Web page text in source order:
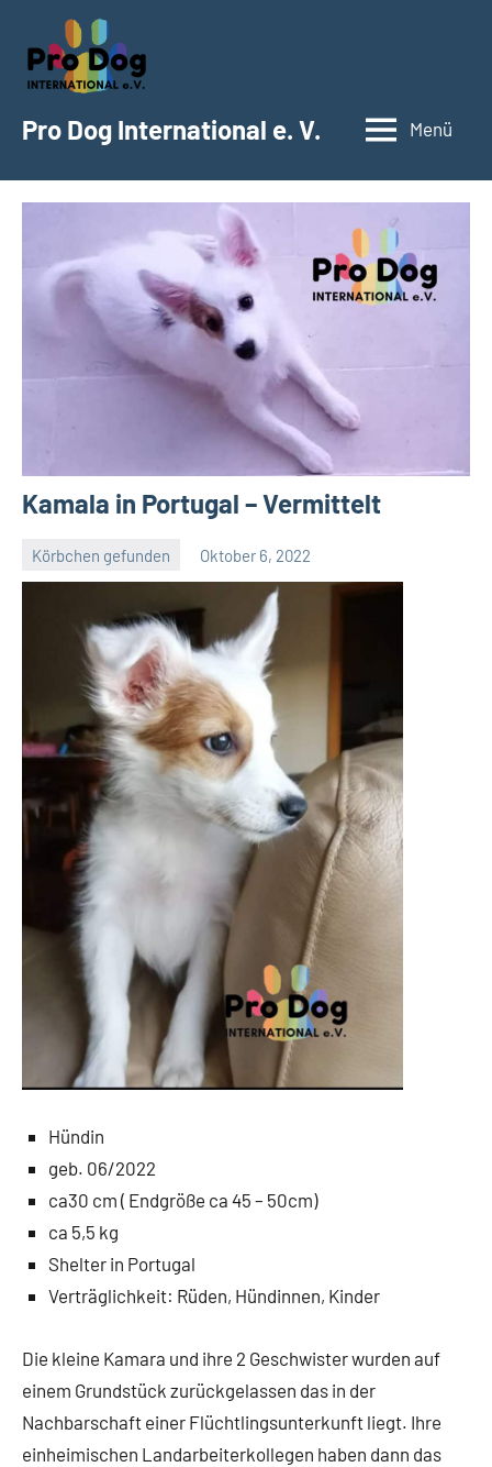
Inhalt
springen
Pro Dog International e. V. Menü
Kamala in Portugal – Vermittelt
Körbchen gefunden Oktober 6, 2022
Hündin
geb. 06/2022
ca30 cm ( Endgröße ca 45 – 50cm)
ca 5,5 kg
Shelter in Portugal
Verträglichkeit: Rüden, Hündinnen, Kinder
Die kleine Kamara und ihre 2 Geschwister wurden auf
einem Grundstück zurückgelassen das in der
Nachbarschaft einer Flüchtlingsunterkunft liegt. Ihre
einheimischen Landarbeiterkollegen haben dann das